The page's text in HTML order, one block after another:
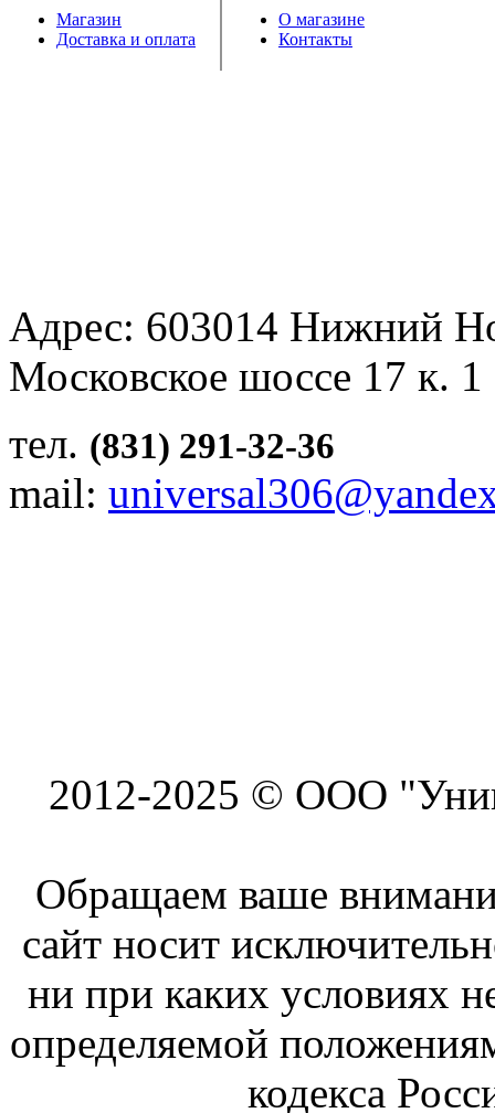
Магазин
Доставка и оплата
О магазине
Контакты
Адрес: 603014 Нижний
Московское шоссе 17 к.
тел. (831) 291-32-36
mail:
2012-2025 © ООО
Обращаем ваше
сайт носит
ни при каких условиях
определяемой
кодекса